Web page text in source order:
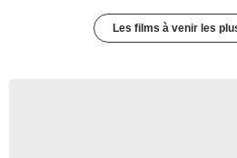
Les films à venir les